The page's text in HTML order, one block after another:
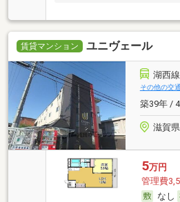
賃貸マンション ユニヴェール
湖西
その他の交通
築39年 /
滋賀
5万円
管理費
なし